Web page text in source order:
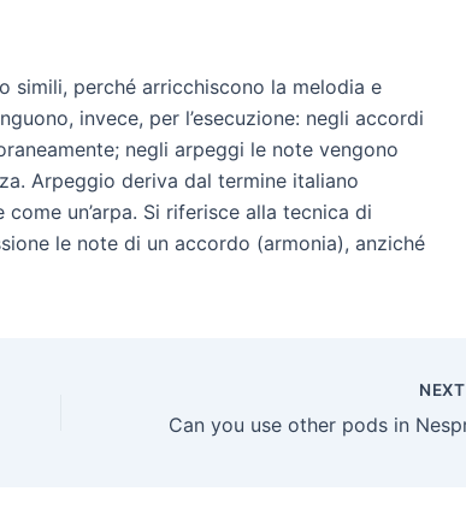
simili, perché arricchiscono la melodia e
invece, per l’esecuzione: negli accordi
negli arpeggi le note vengono
Arpeggio deriva dal termine italiano
come un’arpa. Si riferisce alla tecnica di
le note di un accordo (armonia), anziché
NEXT